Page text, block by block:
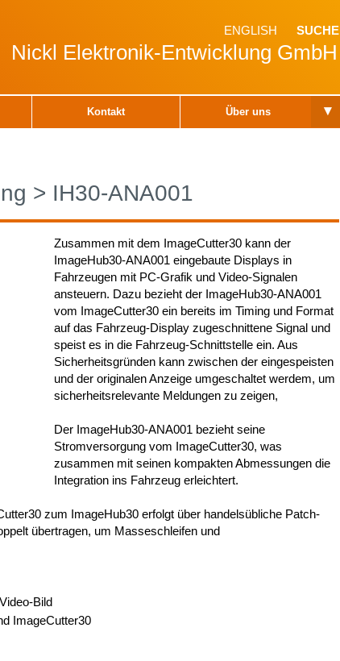
ENGLISH SUCHE
Nickl Elektronik-Entwicklung GmbH
Kontakt Über uns ▾
> IH30-ANA001
Zusammen mit dem ImageCutter30 kann der
ImageHub30-ANA001 eingebaute Displays in
Fahrzeugen mit PC-Grafik und Video-Signalen
ansteuern. Dazu bezieht der ImageHub30-ANA001
vom ImageCutter30 ein bereits im Timing und Format
auf das Fahrzeug-Display zugeschnittene Signal und
speist es in die Fahrzeug-Schnittstelle ein. Aus
Sicherheitsgründen kann zwischen der eingespeisten
und der originalen Anzeige umgeschaltet werdem, um
sicherheitsrelevante Meldungen zu zeigen,
Der ImageHub30-ANA001 bezieht seine
Stromversorgung vom ImageCutter30, was
zusammen mit seinen kompakten Abmessungen die
Integration ins Fahrzeug erleichtert.
zum ImageHub30 erfolgt über handelsübliche Patch-
übertragen, um Masseschleifen und
Bild
ImageCutter30